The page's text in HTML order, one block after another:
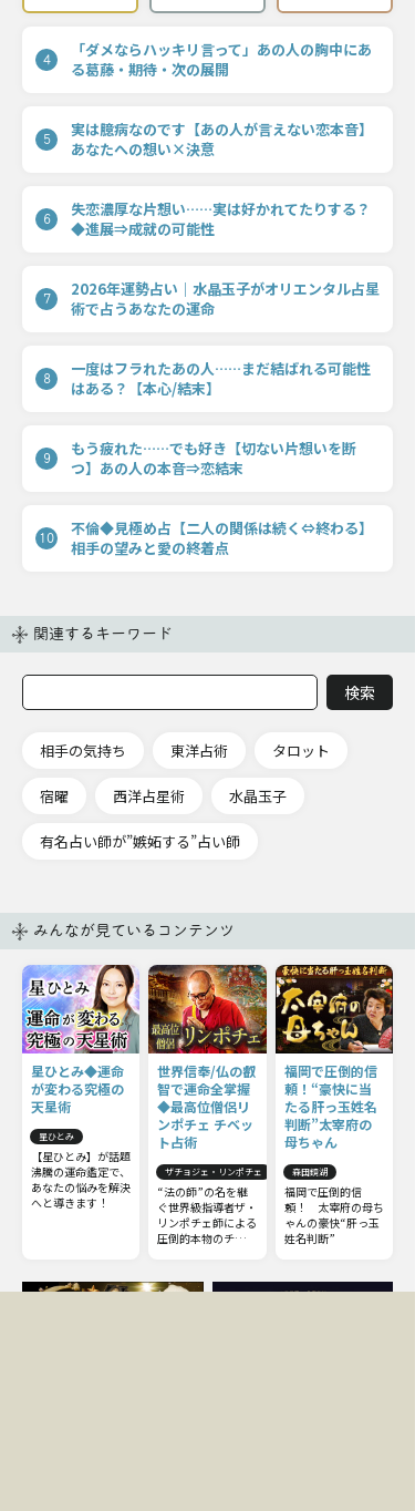
4
「ダメならハッキリ言って」あの人の胸中にあ
る葛藤・期待・次の展開
5
実は臆病なのです【あの人が言えない恋本音】
あなたへの想い×決意
6
失恋濃厚な片想い……実は好かれてたりする？
◆進展⇒成就の可能性
7
2026年運勢占い｜水晶玉子がオリエンタル占星
術で占うあなたの運命
8
一度はフラれたあの人……まだ結ばれる可能性
はある？【本心/結末】
9
もう疲れた……でも好き【切ない片想いを断
つ】あの人の本音⇒恋結末
10
不倫◆見極め占【二人の関係は続く⇔終わる】
相手の望みと愛の終着点
関連するキーワード
相手の気持ち 東洋占術 タロット
宿曜 西洋占星術 水晶玉子
有名占い師が”嫉妬する”占い師
みんなが見ているコンテンツ
星ひとみ◆運命
が変わる究極の
天星術
星ひとみ
【星ひとみ】が話題
沸騰の運命鑑定で、
あなたの悩みを解決
へと導きます！
世界信奉/仏の叡
智で運命全掌握
◆最高位僧侶リ
ンポチェ チベッ
ト占術
ザチョジェ・リンポチェ
“法の師”の名を継
ぐ世界級指導者ザ・
リンポチェ師による
圧倒的本物のチベッ
ト占術の極意をお伝
福岡で圧倒的信
頼！“豪快に当
たる肝っ玉姓名
判断”太宰府の
母ちゃん
森田鏡湖
福岡で圧倒的信
頼！ 太宰府の母ち
ゃんの豪快“肝っ玉
姓名判断”